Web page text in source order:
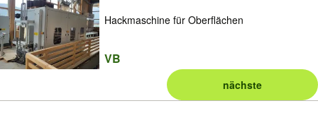
Hackmaschine für Oberflächen
VB
nächste